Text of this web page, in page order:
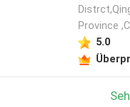
Province
5.0